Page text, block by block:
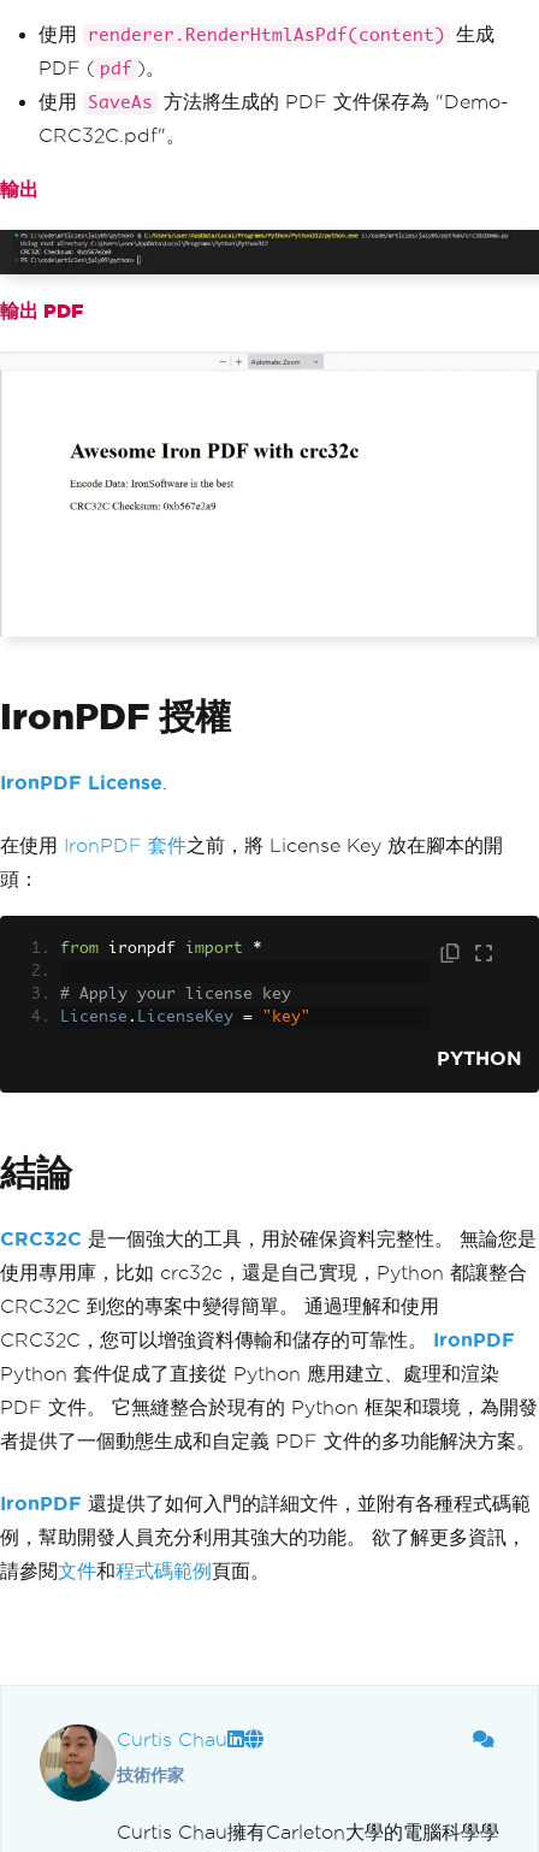
使用 renderer.RenderHtmlAsPdf(content)
生成
PDF ( pdf )。
使用
SaveAs
方法將生成的 PDF 文件保存為 "Demo-
CRC32C.pdf"。
輸出
輸出 PDF
IronPDF 授權
IronPDF License.
在使用 IronPDF 套件之前，將 License Key 放在腳本的開
頭：
from ironpdf import *
# Apply your license key
License . LicenseKey = "key"
PYTHON
結論
CRC32C 是一個強大的工具，用於確保資料完整性。 無論您是
使用專用庫，比如 crc32c，還是自己實現，Python 都讓整合
CRC32C 到您的專案中變得簡單。 通過理解和使用
CRC32C，您可以增強資料傳輸和儲存的可靠性。
IronPDF
Python 套件促成了直接從 Python 應用建立、處理和渲染
PDF 文件。 它無縫整合於現有的 Python 框架和環境，為開發
者提供了一個動態生成和自定義 PDF 文件的多功能解決方案。
IronPDF 還提供了如何入門的詳細文件，並附有各種程式碼範
例，幫助開發人員充分利用其強大的功能。 欲了解更多資訊，
請參閱文件和程式碼範例 頁面。
Curtis Chau
技術作家
Curtis Chau擁有Carleton大學的電腦科學學